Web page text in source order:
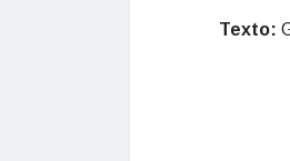
Texto: